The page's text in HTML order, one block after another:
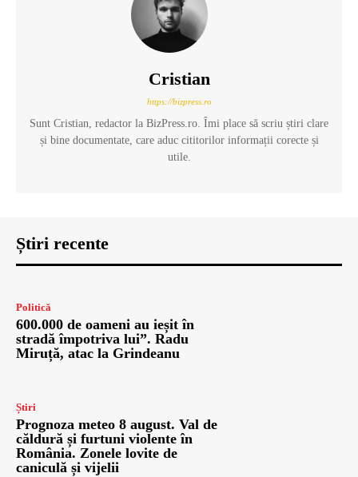
Cristian
https://bizpress.ro
Sunt Cristian, redactor la BizPress.ro. Îmi place să scriu știri clare
și bine documentate, care aduc cititorilor informații corecte și
utile.
Știri recente
Politică
600.000 de oameni au ieșit în
stradă împotriva lui”. Radu
Miruță, atac la Grindeanu
Știri
Prognoza meteo 8 august. Val de
căldură și furtuni violente în
România. Zonele lovite de
caniculă și vijelii